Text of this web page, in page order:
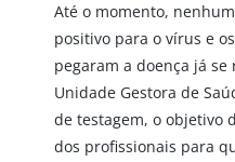
Até o momento,
positivo para o vírus e
pegaram a doença já
Unidade Gestora de
de testagem, o objetivo
dos profissionais para